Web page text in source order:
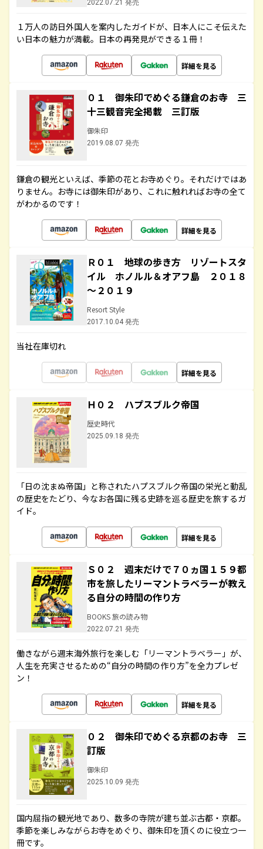
2022.07.21 発売
１万人の訪日外国人を案内したガイドが、日本人にこそ伝えた
い日本の魅力が満載。日本の再発見ができる１冊！
詳細を見る
０１ 御朱印でめぐる鎌倉のお寺 三
十三観音完全掲載 三訂版
御朱印
2019.08.07 発売
鎌倉の観光といえば、季節の花とお寺めぐり。それだけではあ
りません。お寺には御朱印があり、これに触れればお寺の全て
がわかるのです！
詳細を見る
Ｒ０１ 地球の歩き方 リゾートスタ
イル ホノルル＆オアフ島 ２０１８
～２０１９
Resort Style
2017.10.04 発売
当社在庫切れ
詳細を見る
Ｈ０２ ハプスブルク帝国
歴史時代
2025.09.18 発売
「日の沈まぬ帝国」と称されたハプスブルク帝国の栄光と動乱
の歴史をたどり、今なお各国に残る史跡を巡る歴史を旅するガ
イド。
詳細を見る
Ｓ０２ 週末だけで７０ヵ国１５９都
市を旅したリーマントラベラーが教え
る自分の時間の作り方
BOOKS 旅の読み物
2022.07.21 発売
働きながら週末海外旅行を楽しむ「リーマントラベラー」が、
人生を充実させるための“自分の時間の作り方”を全力プレゼ
ン！
詳細を見る
０２ 御朱印でめぐる京都のお寺 三
訂版
御朱印
2025.10.09 発売
国内屈指の観光地であり、数多の寺院が建ち並ぶ古都・京都。
季節を楽しみながらお寺をめぐり、御朱印を頂くのに役立つ一
冊です。